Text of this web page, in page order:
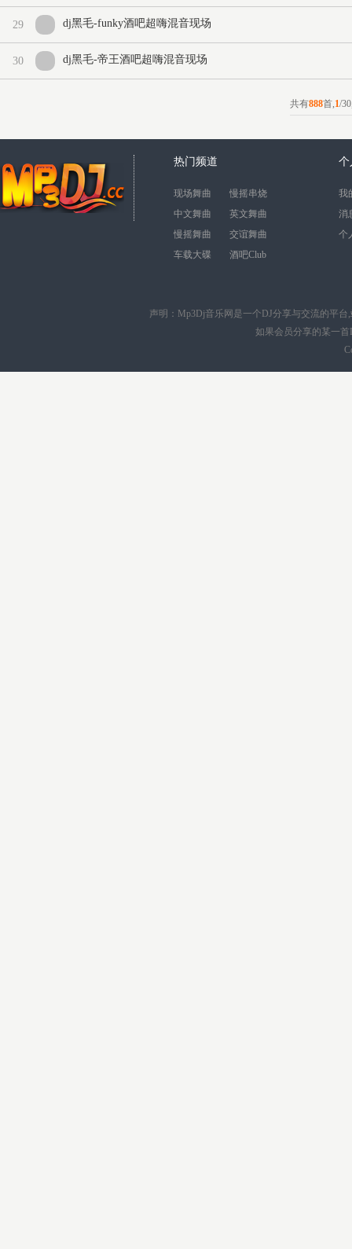
29 dj黑毛-funky酒吧超嗨混音现场
30 dj黑毛-帝王酒吧超嗨混音现场
共有888首,1/
热门频道
现场舞曲
慢摇串烧
中文舞曲
英文舞曲
慢摇舞曲
交谊舞曲
车载大碟
酒吧Club
个
我
消
个
声明： Mp3Dj音乐网 是一个DJ分享与交流的平
如果会员分享的某一